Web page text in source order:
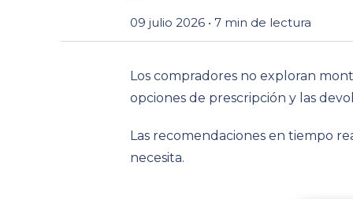
09 julio 2026 • 7 min de lectura
Los compradores no exploran
opciones de prescripción y las
Las recomendaciones en tiempo
necesita.